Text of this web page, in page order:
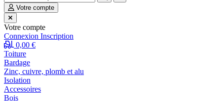
Votre compte
Votre compte
Connexion Inscription
0,00 €
Toiture
Bardage
Zinc, cuivre, plomb et alu
Isolation
Accessoires
Bois